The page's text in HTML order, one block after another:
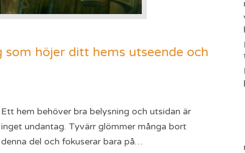
som höjer ditt hems utseende och
Ett hem behöver bra belysning och utsidan är
inget undantag. Tyvärr glömmer många bort
denna del och fokuserar bara på…